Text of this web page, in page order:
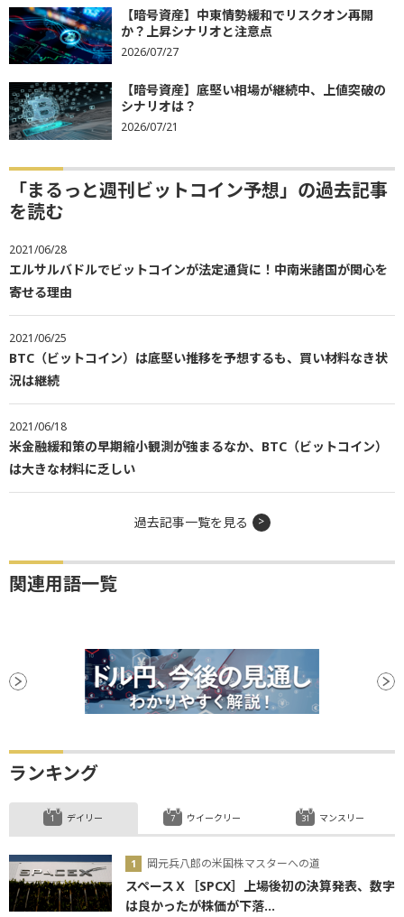
【暗号資産】中東情勢緩和でリスクオン再開
か？上昇シナリオと注意点
2026/07/27
【暗号資産】底堅い相場が継続中、上値突破の
シナリオは？
2026/07/21
「まるっと週刊ビットコイン予想」の過去記事
を読む
2021/06/28
エルサルバドルでビットコインが法定通貨に！中南米諸国が関心を
寄せる理由
2021/06/25
BTC（ビットコイン）は底堅い推移を予想するも、買い材料なき状
況は継続
2021/06/18
米金融緩和策の早期縮小観測が強まるなか、BTC（ビットコイン）
は大きな材料に乏しい
過去記事一覧を見る
関連用語一覧
ランキング
デイリー
岡元兵八郎の米国株マスターへの道
スペースＸ［SPCX］上場後初の決算発表、数字
は良かったが株価が下落...
ウイークリー マンスリー